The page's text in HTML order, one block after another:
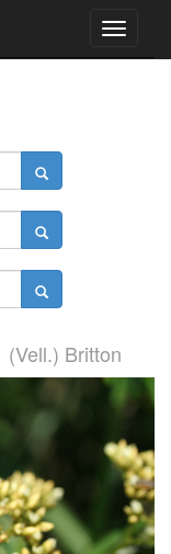
Menu
(Vell.) Britton